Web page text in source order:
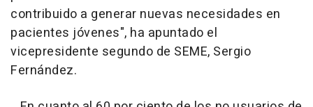
contribuido a generar nuevas necesidades en
pacientes jóvenes", ha apuntado el
vicepresidente segundo de SEME, Sergio
Fernández.